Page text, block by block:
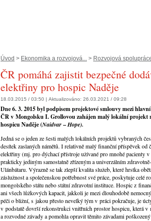
Úvod > Ekonomika a rozvojová... > Rozvojová
ČR pomáhá zajistit bezpečné
elektřiny pro hospic Naděje
18.03.2015 / 03:50 | Aktualizováno: 26.03.2021 / 09:28
Dne 6. 3. 2015 byl podpisem projektové smlouvy mezi
ČR v Mongolsku I. Grollovou zahájen malý lokální projekt
hospicu Naděje (Naidvar–Hope).
Jedná se o jeden ze šesti malých lokálních projektů vybraných
desítek zaslaných námětů. I relativně malý finanční příspěvek od
elektřiny (mj. pro dýchací přístroje užívané pro mnohé pacienty
prakticky jediným samostatně zřízeným a univerzálním
Ulánbátaru. Výrazně se tak zlepší kvalita služeb, které hrstka
záslužnost a společenskou potřebnost své práce, poskytuje celé
mongolského státu nebo státní zdravotní instituce. Hospic z
ani všech lůžkových kapacit, jakkoli je mezi dlouhodobě
péči o bližní, s jakou přesto nevelký tým v práci pokračuje, je
v podstatě dovrší rekonstrukci vnitřních prostor hospicu, která v
a rozvodné závady a pomohla opravit těmito závadami